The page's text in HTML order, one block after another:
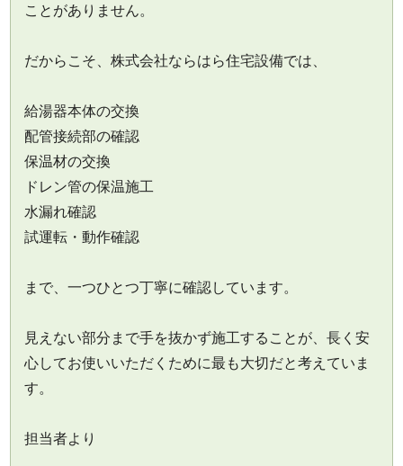
ことがありません。
だからこそ、株式会社ならはら住宅設備では、
給湯器本体の交換
配管接続部の確認
保温材の交換
ドレン管の保温施工
水漏れ確認
試運転・動作確認
まで、一つひとつ丁寧に確認しています。
見えない部分まで手を抜かず施工することが、長く安
心してお使いいただくために最も大切だと考えていま
す。
担当者より